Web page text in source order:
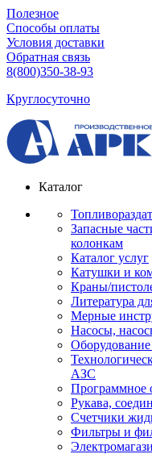
Полезное
Способы оплаты
Условия доставки
Обратная связь
8(800)350-38-93
Круглосуточно
Каталог
Запасные
колонкам
Каталог услуг
Катушки и
Краны/
Литература
Мерные
Насосы,
Оборудование
АЗС
Программное
Рукава,
Счетчики
Фильтры и